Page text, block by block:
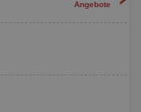
Angebote